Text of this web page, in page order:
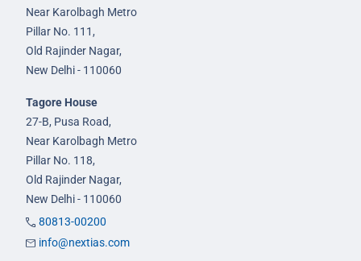
Near Karolbagh Metro
Pillar No. 111,
Old Rajinder Nagar,
New Delhi - 110060
Tagore House
27-B, Pusa Road,
Near Karolbagh Metro
Pillar No. 118,
Old Rajinder Nagar,
New Delhi - 110060
80813-00200
info@nextias.com